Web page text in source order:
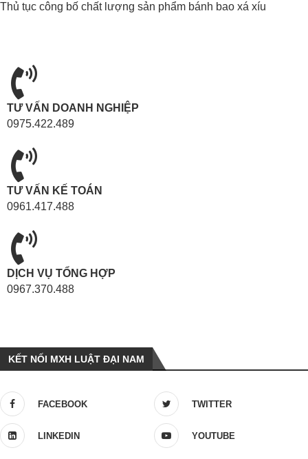
Thủ tục công bố chất lượng sản phẩm bánh bao xá xíu
TƯ VẤN DOANH NGHIỆP
0975.422.489
TƯ VẤN KẾ TOÁN
0961.417.488
DỊCH VỤ TỔNG HỢP
0967.370.488
KẾT NỐI MXH LUẬT ĐẠI NAM
FACEBOOK TWITTER
LINKEDIN YOUTUBE